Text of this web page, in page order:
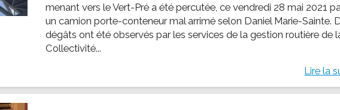
menant vers le Vert-Pré a été percutée, ce vendredi 28 mai 2021
un camion porte-conteneur mal arrimé selon Daniel Marie-Sainte.
dégâts ont été observés par les services de la gestion routière de
Collectivité...
Lire la